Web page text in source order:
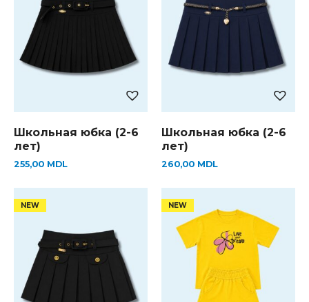
Школьная юбка (2-6
лет)
255,00 MDL
Школьная юбка (2-6
лет)
260,00 MDL